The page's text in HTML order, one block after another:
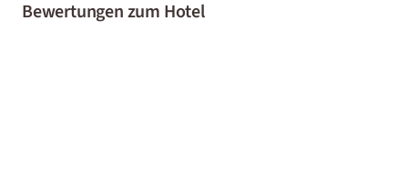
Bewertungen zum Hotel